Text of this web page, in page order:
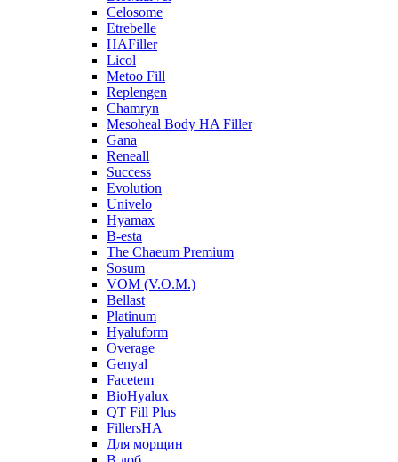
Celosome
Etrebelle
HAFiller
Licol
Metoo Fill
Replengen
Chamryn
Mesoheal Body HA Filler
Gana
Reneall
Success
Evolution
Univelo
Hyamax
B-esta
The Chaeum Premium
Sosum
VOM (V.O.M.)
Bellast
Platinum
Hyaluform
Overage
Genyal
Facetem
BioHyalux
QT Fill Plus
FillersHA
Для морщин